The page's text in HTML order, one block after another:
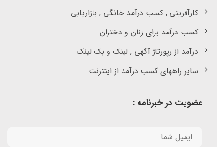
کارآفرینی , کسب درآمد خانگی , بازاریابی
کسب درآمد برای زنان و دختران
درآمد از رپورتاژ آگهی , لینک و بک لینک
سایر راههای کسب درآمد از اینترنت
عضویت در خبرنامه :